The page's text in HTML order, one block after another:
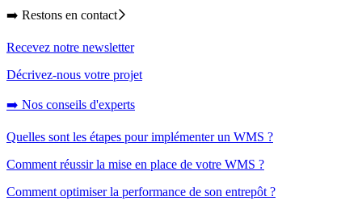
➡️ Restons en contact
Recevez notre newsletter
Décrivez-nous votre projet
➡️ Nos conseils d'experts
Quelles sont les étapes pour implémenter un WMS ?
Comment réussir la mise en place de votre WMS ?
Comment optimiser la performance de son entrepôt ?